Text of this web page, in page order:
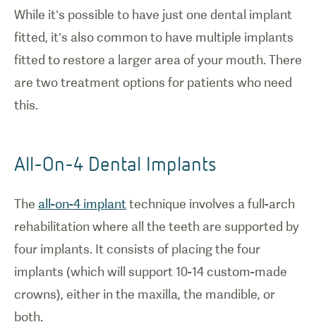
While it’s possible to have just one dental implant
fitted, it’s also common to have multiple implants
fitted to restore a larger area of your mouth. There
are two treatment options for patients who need
this.
All-On-4 Dental Implants
The all-on-4 implant technique involves a full-arch
rehabilitation where all the teeth are supported by
four implants. It consists of placing the four
implants (which will support 10-14 custom-made
crowns), either in the maxilla, the mandible, or
both.